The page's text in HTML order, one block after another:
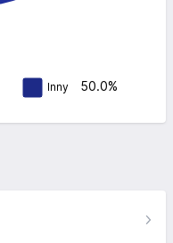
Inny 50.0%